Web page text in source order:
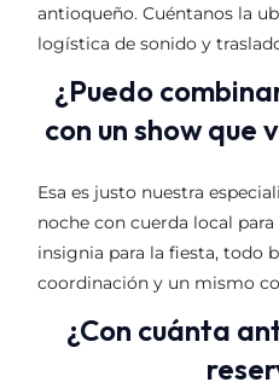
antioqueño. Cuéntanos la
logística de sonido y
¿Puedo
con un show que
Esa es justo nuestra
noche con cuerda local
insignia para la fiesta, todo
coordinación y un mismo
¿Con cuánta